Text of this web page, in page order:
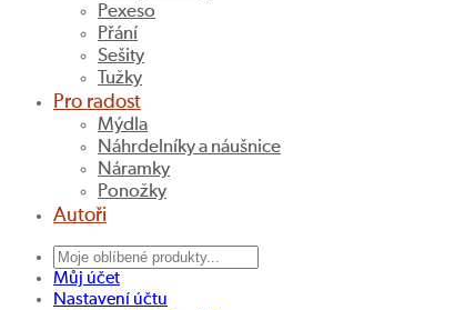
Pexeso
Přání
Sešity
Tužky
Pro radost
Mýdla
Náhrdelníky a náušnice
Náramky
Ponožky
Autoři
Můj účet
Nastavení účtu